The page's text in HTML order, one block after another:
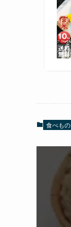
食べもの